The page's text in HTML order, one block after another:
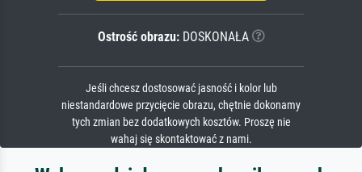
Ostrość obrazu:DOSKONAŁA
Jeśli chcesz dostosować jasność i kolor lub
niestandardowe przycięcie obrazu, chętnie dokonamy
tych zmian bez dodatkowych kosztów. Proszę nie
wahaj się skontaktować z nami.